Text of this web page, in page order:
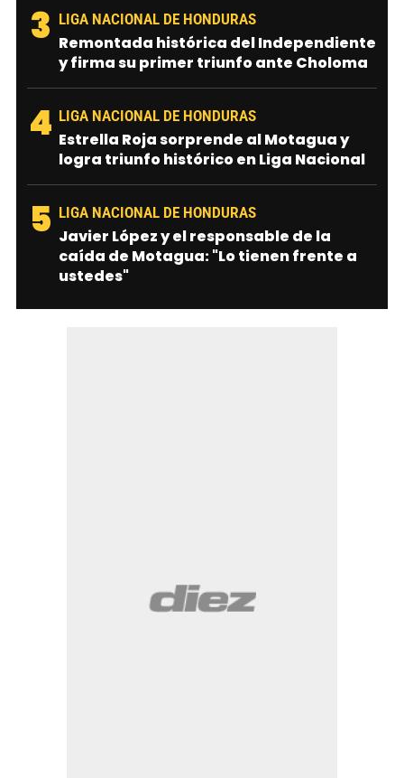
3 LIGA NACIONAL DE HONDURAS
Remontada histórica del Independiente
y firma su primer triunfo ante Choloma
4 LIGA NACIONAL DE HONDURAS
Estrella Roja sorprende al Motagua y
logra triunfo histórico en Liga Nacional
5 LIGA NACIONAL DE HONDURAS
Javier López y el responsable de la
caída de Motagua: "Lo tienen frente a
ustedes"